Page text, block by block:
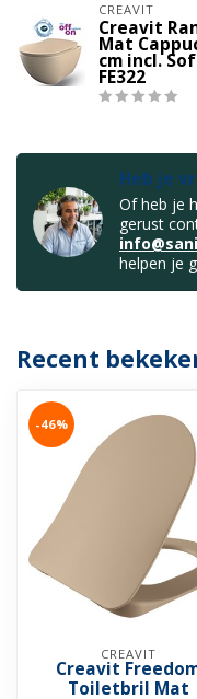
CREAVIT
Creavit
Mat
cm incl.
FE322
Heb je
Of heb je
gerust
helpen je
Recent
-46%
CREAVIT
Creavit
Toiletbril Mat